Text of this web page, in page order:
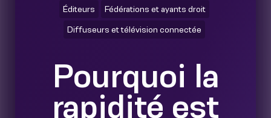
Éditeurs Fédérations et ayants droit
Diffuseurs et télévision connectée
Pourquoi la
rapidité est